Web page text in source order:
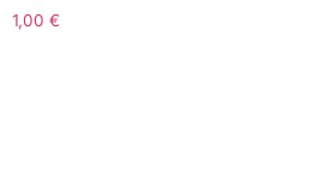
1,00 €